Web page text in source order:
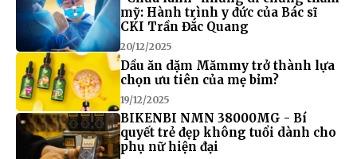
mỹ: Hành trình y đức của Bác sĩ
CKI Trần Đắc Quang
20/12/2025
Dầu ăn dặm Mămmy trở thành lựa
chọn ưu tiên của mẹ bỉm?
19/12/2025
BIKENBI NMN 38000MG - Bí
quyết trẻ đẹp không tuổi dành cho
phụ nữ hiện đại